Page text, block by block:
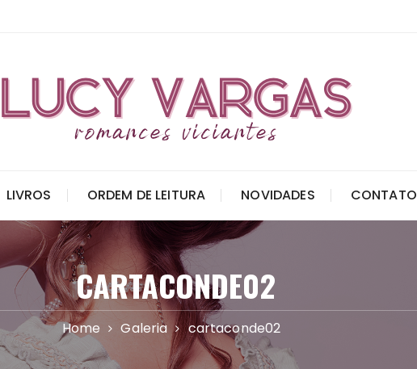
LIVROS ORDEM DE LEITURA NOVIDADES CONTATO
CARTACONDE02
Home Galeria cartaconde02